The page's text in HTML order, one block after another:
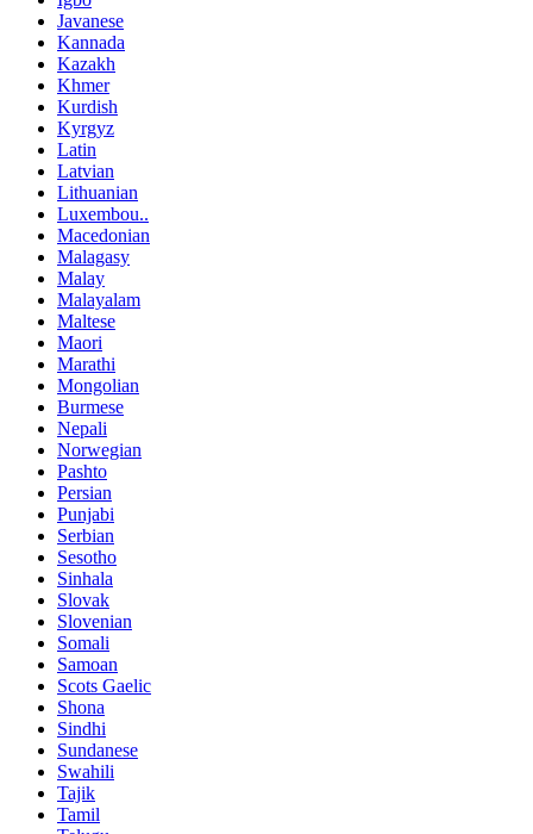
Javanese
Kannada
Kazakh
Khmer
Kurdish
Kyrgyz
Latin
Latvian
Lithuanian
Luxembou..
Macedonian
Malagasy
Malay
Malayalam
Maltese
Maori
Marathi
Mongolian
Burmese
Nepali
Norwegian
Pashto
Persian
Punjabi
Serbian
Sesotho
Sinhala
Slovak
Slovenian
Somali
Samoan
Scots Gaelic
Shona
Sindhi
Sundanese
Swahili
Tajik
Tamil